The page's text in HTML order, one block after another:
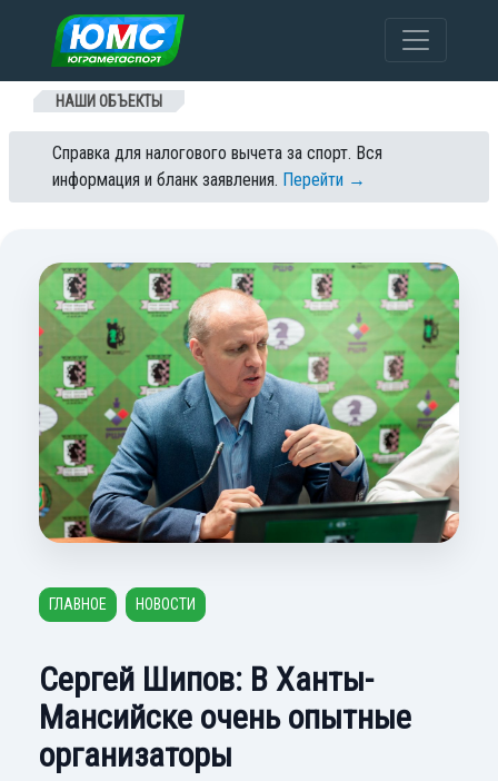
Перейти к содержанию
НАШИ ОБЪЕКТЫ
Справка для налогового вычета за спорт. Вся
информация и бланк заявления. Перейти →
ГЛАВНОЕ НОВОСТИ
Сергей Шипов: В Ханты-
Мансийске очень опытные
организаторы